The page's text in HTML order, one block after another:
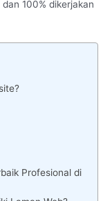
100% dikerjakan
Profesional di